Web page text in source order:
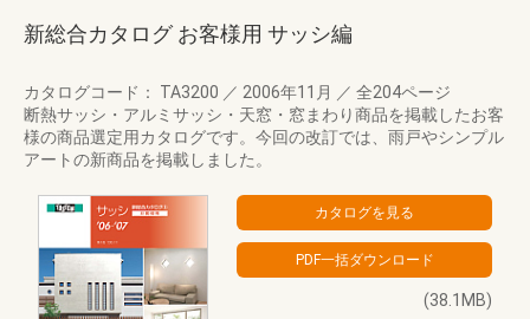
新総合カタログ お客様用 サッシ編
カタログコード： TA3200 ／ 2006年11月 ／ 全204ページ
断熱サッシ・アルミサッシ・天窓・窓まわり商品を掲載したお客
様の商品選定用カタログです。今回の改訂では、雨戸やシンプル
アートの新商品を掲載しました。
(38.1MB)